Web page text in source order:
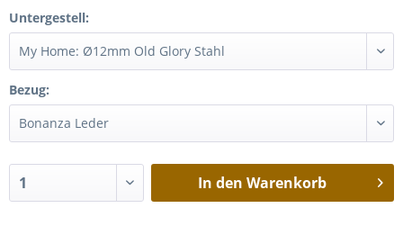
Untergestell:
Bezug:
In den Warenkorb